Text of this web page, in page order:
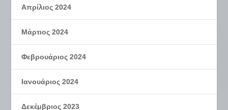
Απρίλιος 2024
Μάρτιος 2024
Φεβρουάριος 2024
Ιανουάριος 2024
Δεκέμβριος 2023